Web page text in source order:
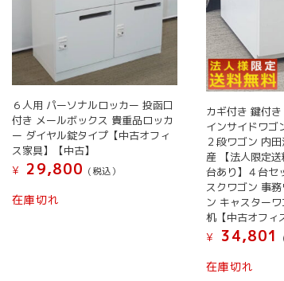
６人用 パーソナルロッカー 投函口
付き メールボックス 貴重品ロッカ
ー ダイヤル錠タイプ【中古オフィ
ス家具】【中古】
¥ 29,800 (税込）
在庫切れ
カギ付き 鍵付
インサイドワゴ
２段ワゴン 内
産 【法人限定
台あり】４台セ
スクワゴン 事
ン キャスター
机【中古オフィ
¥
34,801
在庫切れ